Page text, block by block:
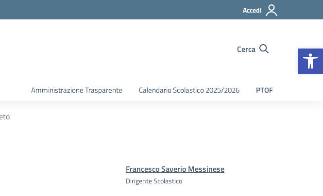
Accedi
Cerca
Amministrazione Trasparente Calendario Scolastico 2025/2026 PTOF
Francesco Saverio Messinese
Dirigente Scolastico